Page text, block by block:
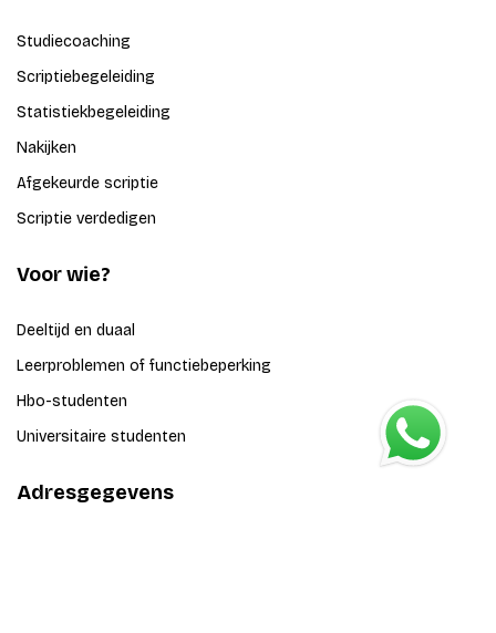
Studiecoaching
Scriptiebegeleiding
Statistiekbegeleiding
Nakijken
Afgekeurde scriptie
Scriptie verdedigen
Voor wie?
Deeltijd en duaal
Leerproblemen of functiebeperking
Hbo-studenten
Universitaire studenten
Adresgegevens